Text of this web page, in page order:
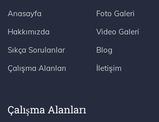
Anasayfa
Hakkımızda
Sıkça Sorulanlar
Çalışma Alanları
Foto Galeri
Video Galeri
Blog
İletişim
Çalışma Alanları